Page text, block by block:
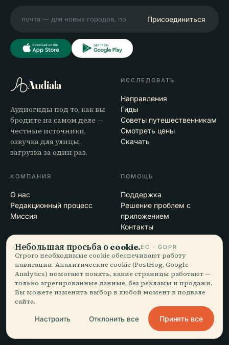
Присоединиться
Audiala
Аудиогиды под то, как вы
бродите на самом деле —
честные источники,
озвучка для улицы,
загрузка за один раз.
ИССЛЕДОВАТЬ
Направления
Гиды
Советы путешественникам
Смотреть цены
Скачать
КОМПАНИЯ
О нас
Редакционный процесс
Миссия
ПОМОЩЬ
Поддержка
Решение проблем с
приложением
Контакты
Стать партнёром
ПРАВОВАЯ ИНФОРМАЦИЯ
Конфиденциальность
Условия
Настройки cookie
Небольшая просьба о cookie.ЕС · GDPR
Строго необходимые cookie обеспечивают работу
навигации. Аналитические cookie (PostHog, Google
Analytics) помогают понять, какие страницы работают —
только агрегированные данные, без рекламы и продажи.
Вы можете изменить выбор в любой момент в подвале
сайта.
Настроить Отклонить все Принять все